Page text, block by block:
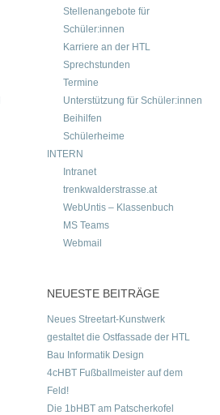
Stellenangebote für
Schüler:innen
Karriere an der HTL
Sprechstunden
Termine
Unterstützung für Schüler:innen
Beihilfen
Schülerheime
INTERN
Intranet
trenkwalderstrasse.at
WebUntis – Klassenbuch
MS Teams
Webmail
NEUESTE BEITRÄGE
Neues Streetart-Kunstwerk
gestaltet die Ostfassade der HTL
Bau Informatik Design
4cHBT Fußballmeister auf dem
Feld!
Die 1bHBT am Patscherkofel